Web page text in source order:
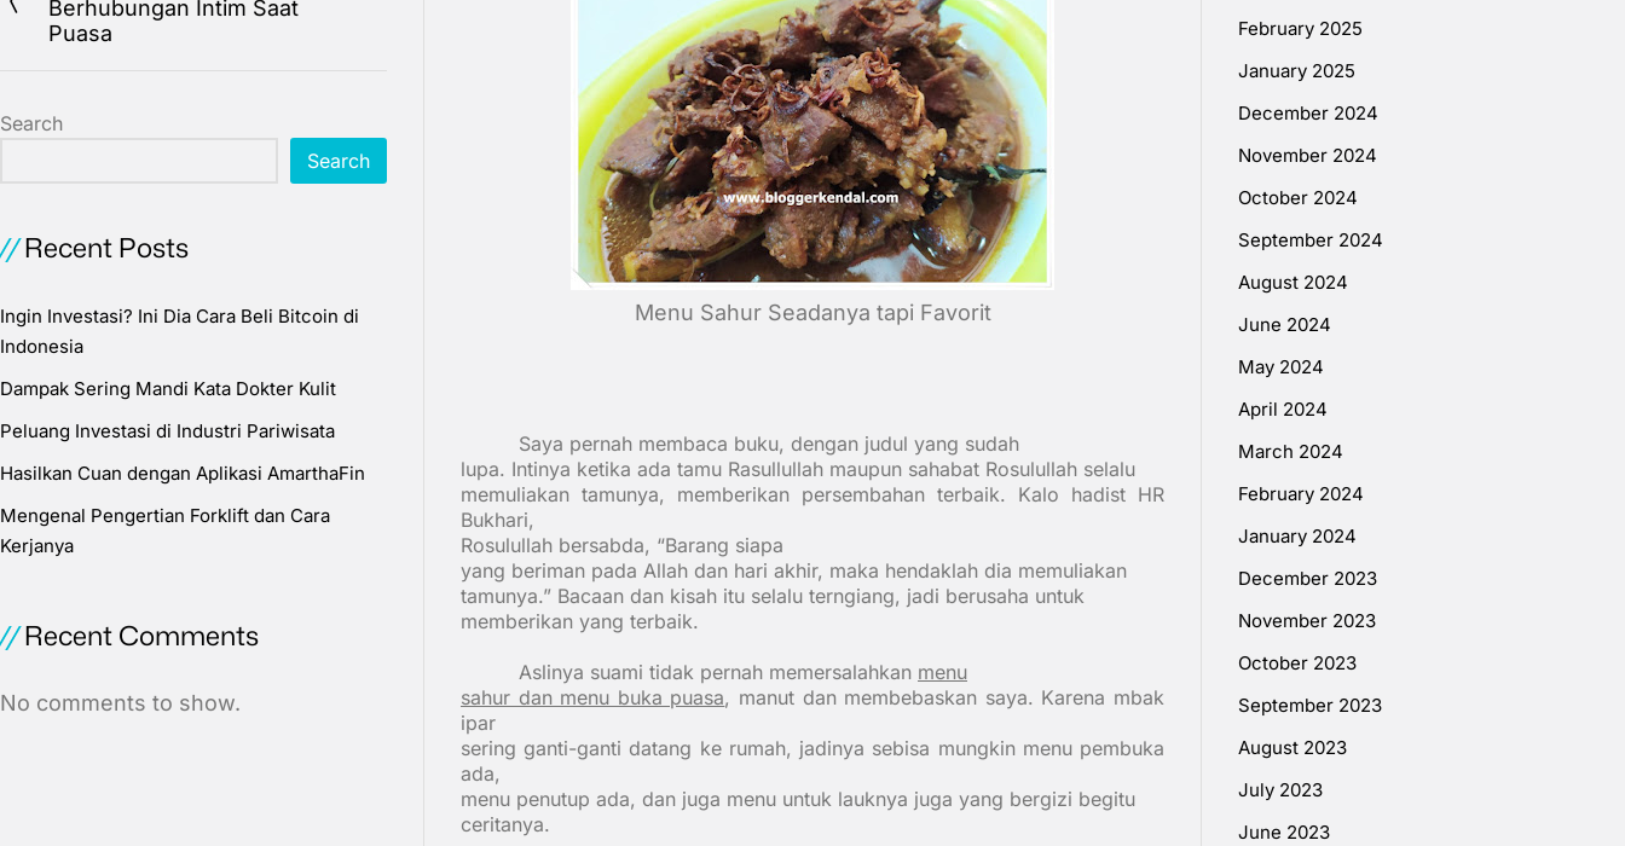
Menu Sahur Seadanya tapi Favorit
Saya pernah membaca buku, dengan judul yang sudah
lupa. Intinya ketika ada tamu Rasullullah maupun sahabat Rosulullah selalu
memuliakan tamunya, memberikan persembahan terbaik. Kalo hadist HR
Bukhari,
Rosulullah bersabda, “Barang siapa
yang beriman pada Allah dan hari akhir, maka hendaklah dia memuliakan
tamunya.” Bacaan dan kisah itu selalu terngiang, jadi berusaha untuk
memberikan yang terbaik.
Aslinya suami tidak pernah memersalahkan menu
sahur dan menu buka puasa, manut dan membebaskan saya. Karena mbak
ipar
sering ganti-ganti datang ke rumah, jadinya sebisa mungkin menu pembuka
ada,
menu penutup ada, dan juga menu untuk lauknya juga yang bergizi begitu
ceritanya.
Berhubungan Intim Saat
Puasa
Search
Search
Recent Posts
Ingin Investasi? Ini Dia Cara Beli Bitcoin di
Indonesia
Dampak Sering Mandi Kata Dokter Kulit
Peluang Investasi di Industri Pariwisata
Hasilkan Cuan dengan Aplikasi AmarthaFin
Mengenal Pengertian Forklift dan Cara
Kerjanya
Recent Comments
No comments to show.
February 2025
January 2025
December 2024
November 2024
October 2024
September 2024
August 2024
June 2024
May 2024
April 2024
March 2024
February 2024
January 2024
December 2023
November 2023
October 2023
September 2023
August 2023
July 2023
June 2023